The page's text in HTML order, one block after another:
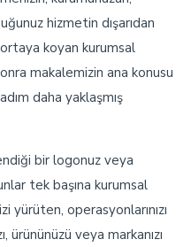
hizmetin dışarıdan
ortaya koyan kurumsal
makalemizin ana konusu
daha yaklaşmış
bir logonuz veya
tek başına kurumsal
yürüten, operasyonlarınızı
ürününüzü veya markanızı